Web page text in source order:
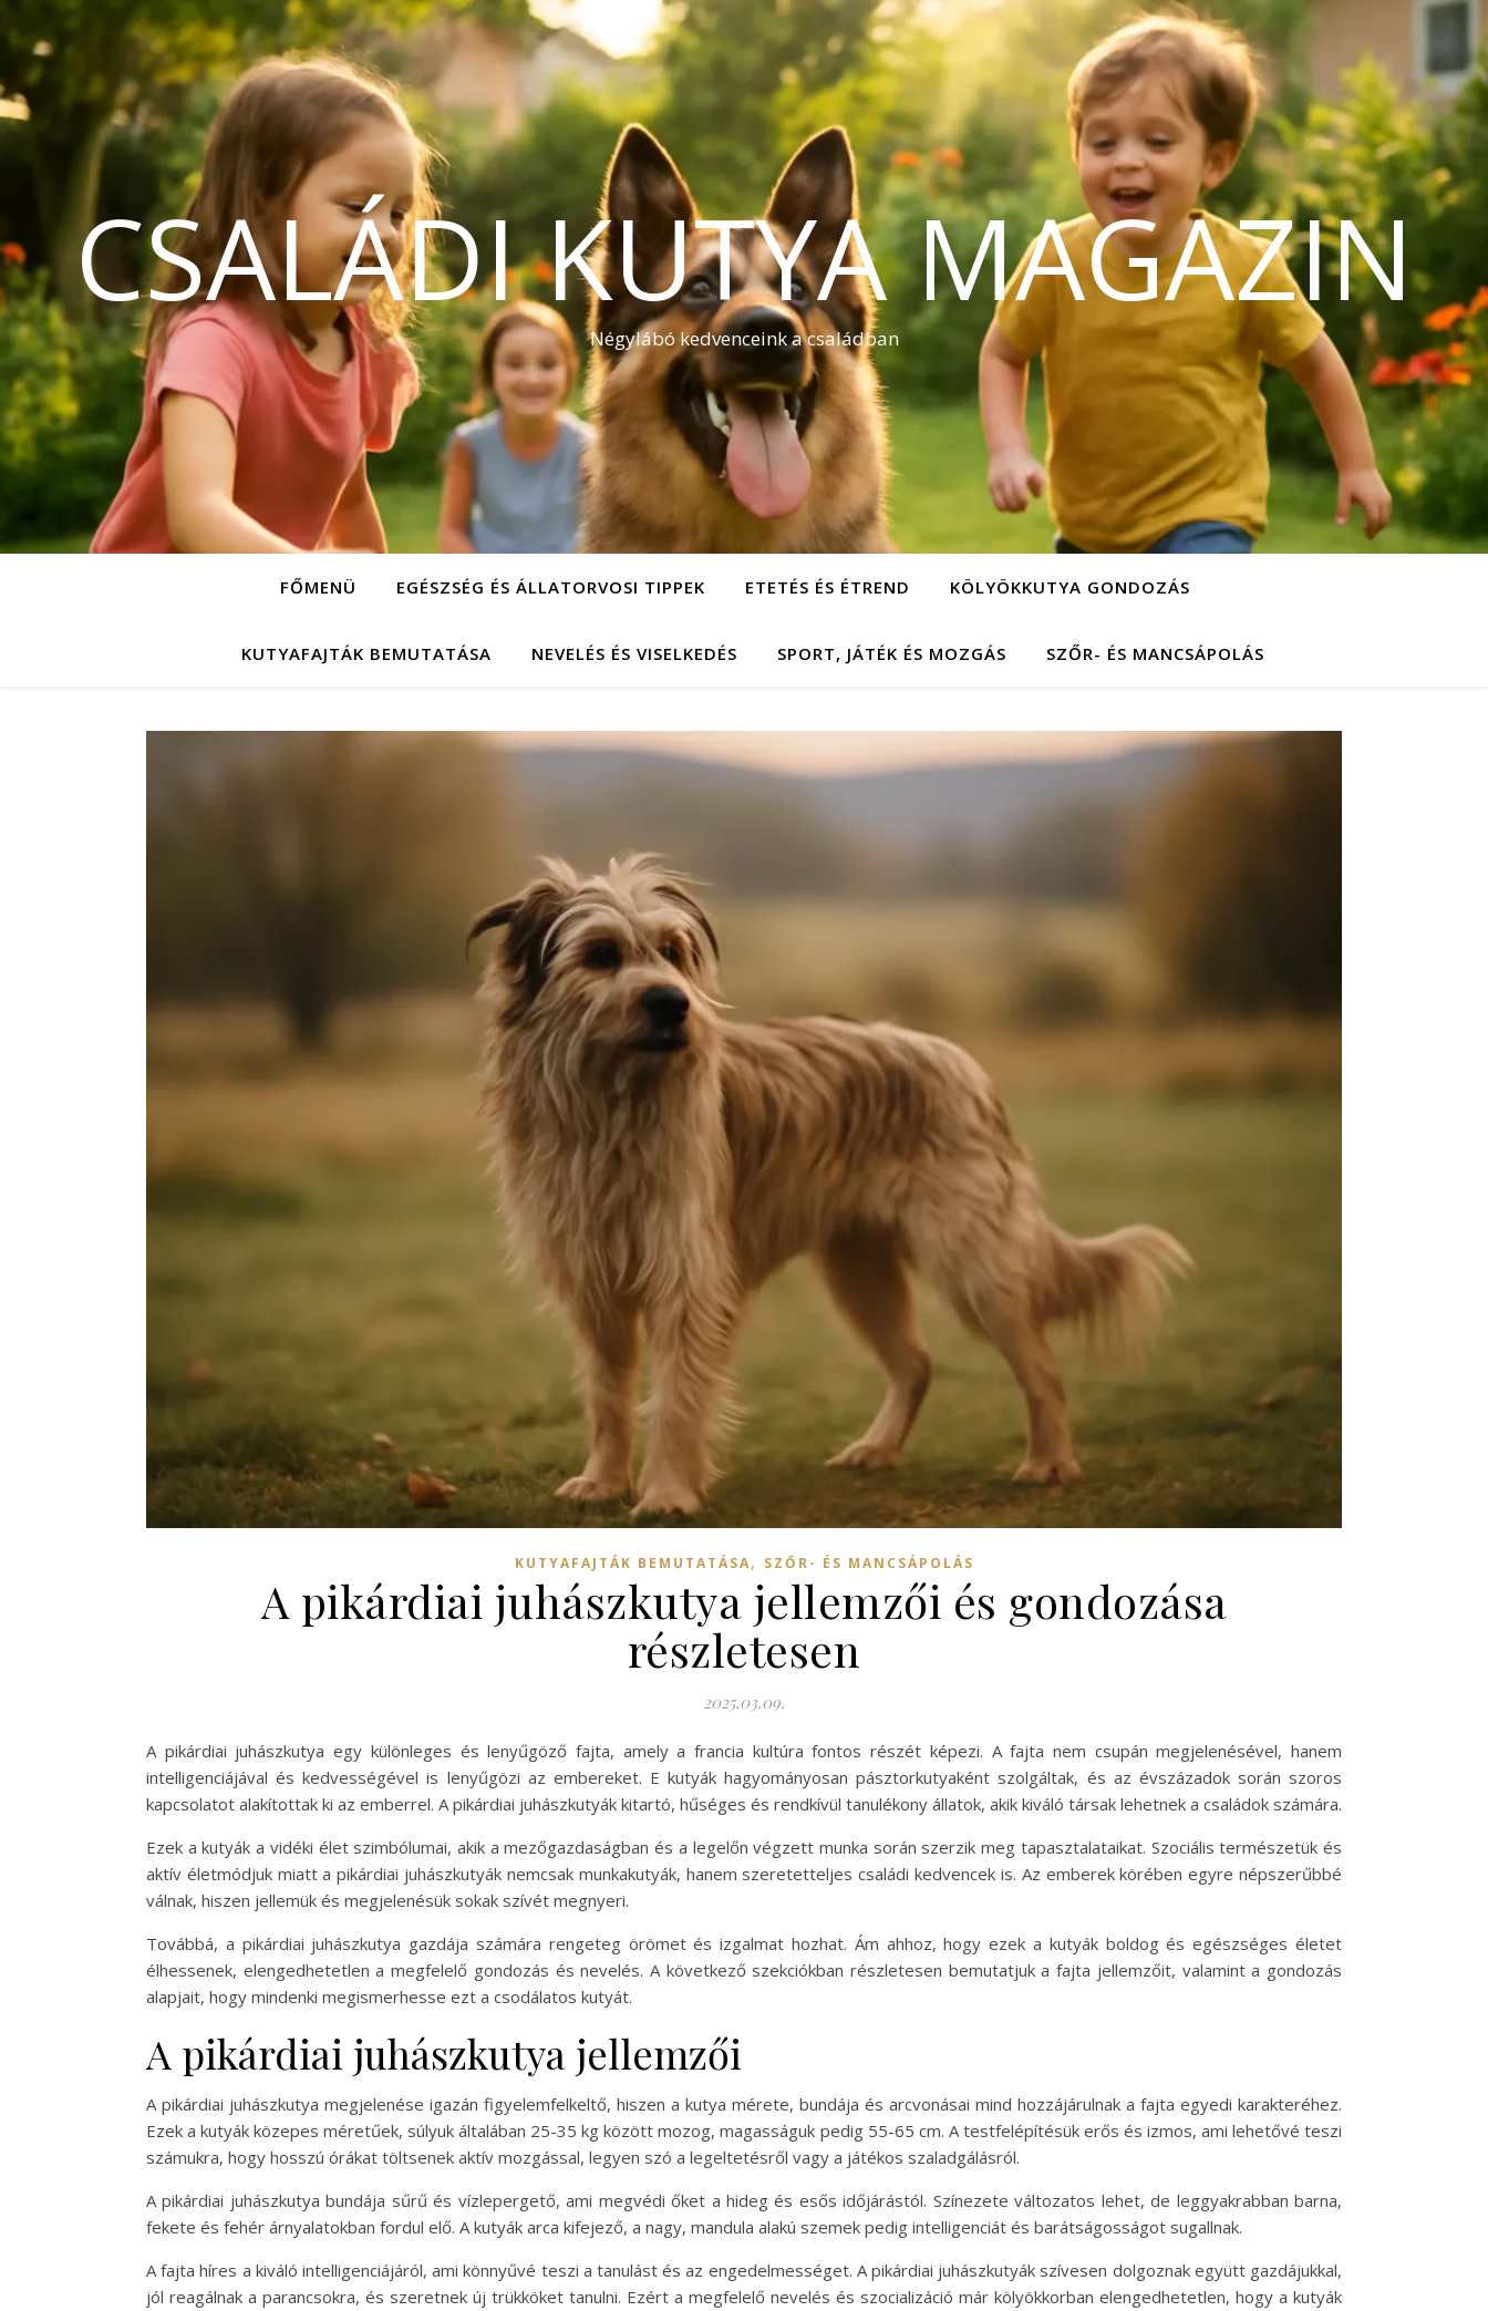
CSALÁDI KUTYA MAGAZIN
Négylábó kedvenceink a családban
FŐMENÜ EGÉSZSÉG ÉS ÁLLATORVOSI TIPPEK ETETÉS ÉS ÉTREND KÖLYÖKKUTYA GONDOZÁS
KUTYAFAJTÁK BEMUTATÁSA NEVELÉS ÉS VISELKEDÉS SPORT, JÁTÉK ÉS MOZGÁS SZŐR- ÉS MANCSÁPOLÁS
KUTYAFAJTÁK BEMUTATÁSA, SZŐR- ÉS MANCSÁPOLÁS
A pikárdiai juhászkutya jellemzői és gondozása
részletesen
2025.03.09.
A pikárdiai juhászkutya egy különleges és lenyűgöző fajta, amely a francia kultúra fontos részét képezi. A fajta nem csupán megjelenésével, hanem
intelligenciájával és kedvességével is lenyűgözi az embereket. E kutyák hagyományosan pásztorkutyaként szolgáltak, és az évszázadok során szoros
kapcsolatot alakítottak ki az emberrel. A pikárdiai juhászkutyák kitartó, hűséges és rendkívül tanulékony állatok, akik kiváló társak lehetnek a családok számára.
Ezek a kutyák a vidéki élet szimbólumai, akik a mezőgazdaságban és a legelőn végzett munka során szerzik meg tapasztalataikat. Szociális természetük és
aktív életmódjuk miatt a pikárdiai juhászkutyák nemcsak munkakutyák, hanem szeretetteljes családi kedvencek is. Az emberek körében egyre népszerűbbé
válnak, hiszen jellemük és megjelenésük sokak szívét megnyeri.
Továbbá, a pikárdiai juhászkutya gazdája számára rengeteg örömet és izgalmat hozhat. Ám ahhoz, hogy ezek a kutyák boldog és egészséges életet
élhessenek, elengedhetetlen a megfelelő gondozás és nevelés. A következő szekciókban részletesen bemutatjuk a fajta jellemzőit, valamint a gondozás
alapjait, hogy mindenki megismerhesse ezt a csodálatos kutyát.
A pikárdiai juhászkutya jellemzői
A pikárdiai juhászkutya megjelenése igazán figyelemfelkeltő, hiszen a kutya mérete, bundája és arcvonásai mind hozzájárulnak a fajta egyedi karakteréhez.
Ezek a kutyák közepes méretűek, súlyuk általában 25-35 kg között mozog, magasságuk pedig 55-65 cm. A testfelépítésük erős és izmos, ami lehetővé teszi
számukra, hogy hosszú órákat töltsenek aktív mozgással, legyen szó a legeltetésről vagy a játékos szaladgálásról.
A pikárdiai juhászkutya bundája sűrű és vízlepergető, ami megvédi őket a hideg és esős időjárástól. Színezete változatos lehet, de leggyakrabban barna,
fekete és fehér árnyalatokban fordul elő. A kutyák arca kifejező, a nagy, mandula alakú szemek pedig intelligenciát és barátságosságot sugallnak.
A fajta híres a kiváló intelligenciájáról, ami könnyűvé teszi a tanulást és az engedelmességet. A pikárdiai juhászkutyák szívesen dolgoznak együtt gazdájukkal,
jól reagálnak a parancsokra, és szeretnek új trükköket tanulni. Ezért a megfelelő nevelés és szocializáció már kölyökkorban elengedhetetlen, hogy a kutyák